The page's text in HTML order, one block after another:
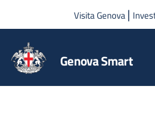
Salta al
Visita Genova|
Genova Smart